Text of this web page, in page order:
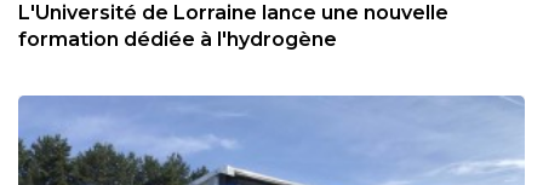
L'Université de Lorraine lance une nouvelle
formation dédiée à l'hydrogène